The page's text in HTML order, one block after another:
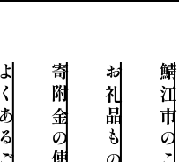
鯖江市のこと